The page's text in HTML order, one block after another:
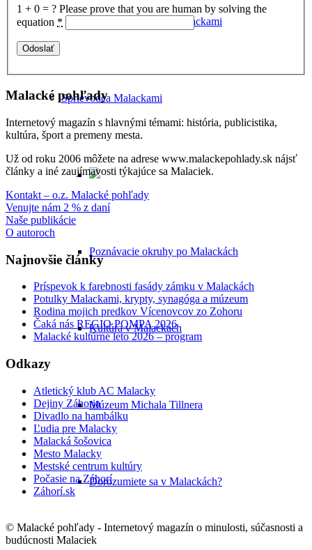
Historické potulky Malackami
Sprievodca Malackami
Poznávacie okruhy po Malackách
Kultúra v Malackách
Múzeum Michala Tillnera
Dorozumiete sa v Malackách?
1 + 0 = ? Please prove that you are human by solving the
equation *
Malacké pohľady
Internetový magazín s hlavnými témami: história, publicistika,
kultúra, šport a premeny mesta.
Už od roku 2006 môžete na adrese www.malackepohlady.sk nájsť
články a iné zaujímavosti týkajúce sa Malaciek.
Kontakt – o.z. Malacké pohľady
Venujte nám 2 % z daní
Naše publikácie
O autoroch
Najnovšie články
Príspevok k farebnosti fasády zámku v Malackách
Potulky Malackami, krypty, synagóga a múzeum
Rodina mojich predkov Vícenovcov zo Zohoru
Čaká nás REGIO POMPA 2026
Malacké kultúrne leto 2026 – program
Odkazy
Atletický klub AC Malacky
Dejiny Záhoria
Divadlo na hambálku
Ľudia pre Malacky
Malacká šošovica
Mesto Malacky
Mestské centrum kultúry
Počasie na Záhorí
Záhorí.sk
© Malacké pohľady - Internetový magazín o minulosti, súčasnosti a
budúcnosti Malaciek